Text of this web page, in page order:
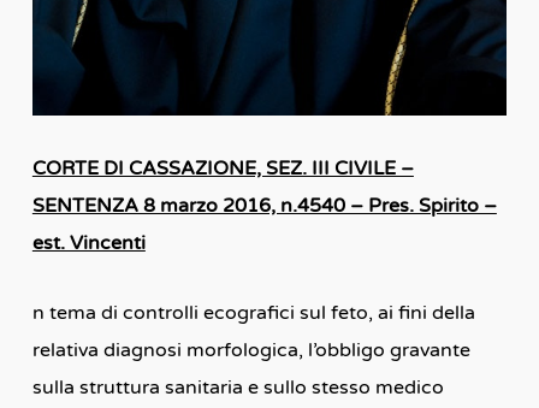
CORTE DI CASSAZIONE, SEZ. III CIVILE –
SENTENZA 8 marzo 2016, n.4540 – Pres. Spirito –
est. Vincenti
n tema di controlli ecografici sul feto, ai fini della
relativa diagnosi morfologica, l’obbligo gravante
sulla struttura sanitaria e sullo stesso medico